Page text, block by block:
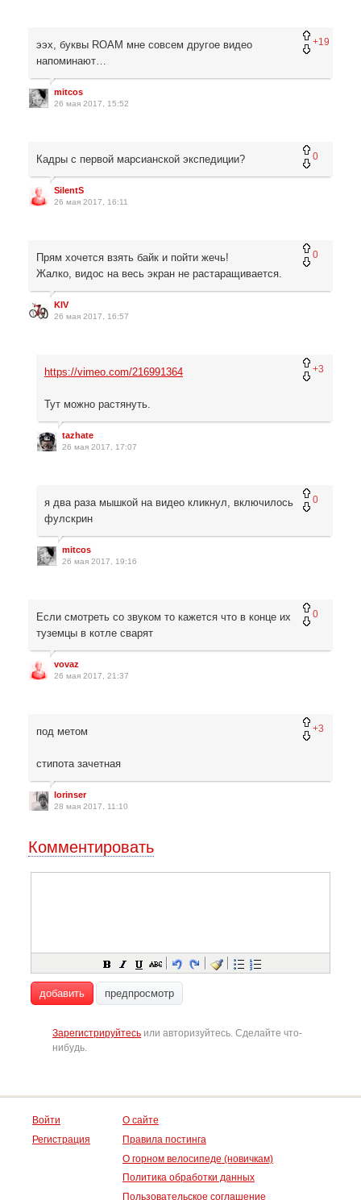
+19
ээх, буквы ROAM мне совсем другое видео
напоминают…
mitcos
26 мая 2017, 15:52
0
Кадры с первой марсианской экспедиции?
SilentS
26 мая 2017, 16:11
0
Прям хочется взять байк и пойти жечь!
Жалко, видос на весь экран не растаращивается.
KIV
26 мая 2017, 16:57
+3
https://vimeo.com/216991364
Тут можно растянуть.
tazhate
26 мая 2017, 17:07
0
я два раза мышкой на видео кликнул, включилось
фулскрин
mitcos
26 мая 2017, 19:16
0
Если смотреть со звуком то кажется что в конце их
туземцы в котле сварят
vovaz
26 мая 2017, 21:37
+3
под метом
стипота зачетная
lorinser
28 мая 2017, 11:10
Комментировать
добавить предпросмотр
Зарегистрируйтесь или авторизуйтесь. Сделайте что-
нибудь.
Войти
Регистрация
О сайте
Правила постинга
О горном велосипеде (новичкам)
Политика обработки данных
Пользовательское соглашение